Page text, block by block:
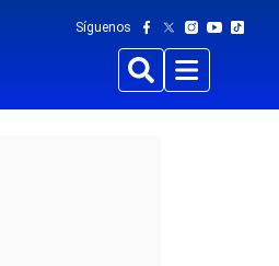
Síguenos
BuscarMenu